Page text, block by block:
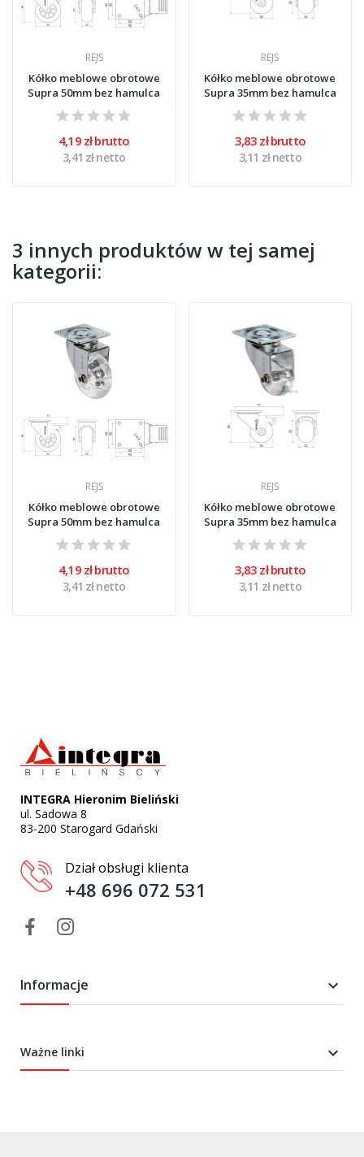
REJS
Kółko meblowe obrotowe
Supra 50mm bez hamulca
4,19 zł brutto
3,41 zł netto
REJS
Kółko meblowe obrotowe
Supra 35mm bez hamulca
3,83 zł brutto
3,11 zł netto
3 innych produktów w tej samej
kategorii:
REJS
Kółko meblowe obrotowe
Supra 50mm bez hamulca
4,19 zł brutto
3,41 zł netto
REJS
Kółko meblowe obrotowe
Supra 35mm bez hamulca
3,83 zł brutto
3,11 zł netto
INTEGRA Hieronim Bieliński
ul. Sadowa 8
83-200 Starogard Gdański
Dział obsługi klienta
+48 696 072 531
Informacje 
Ważne linki 